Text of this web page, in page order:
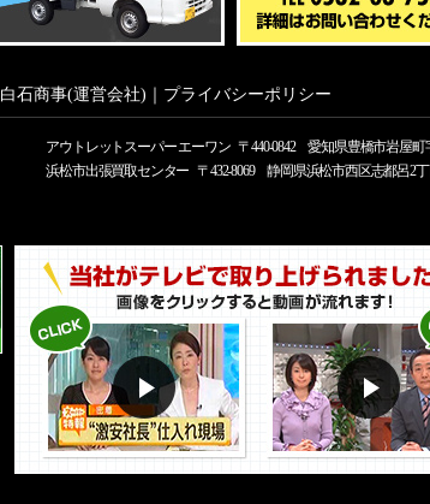
白石商事(運営会社) プライバシーポリシー
アウトレットスーパー エーワン 〒440-0842 愛知県豊橋市岩屋町
浜松市出張買取センター 〒432-8069 静岡県浜松市西区志都呂2丁